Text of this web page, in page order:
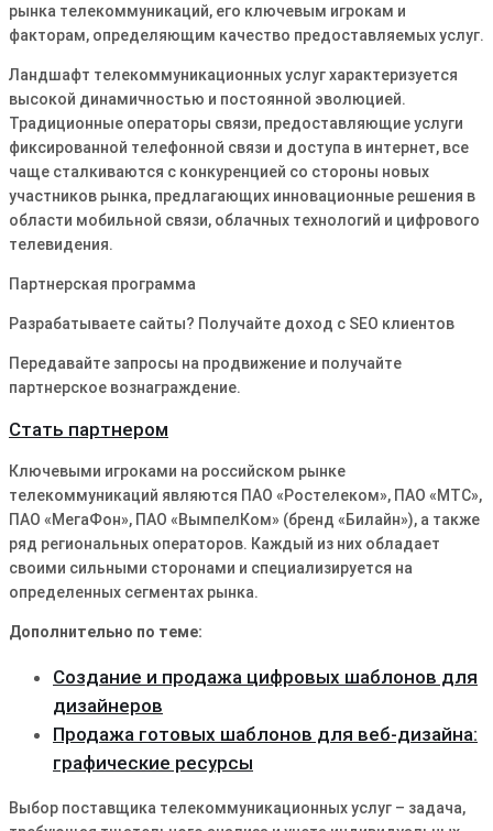
рынка телекоммуникаций, его ключевым игрокам и
факторам, определяющим качество предоставляемых услуг.
Ландшафт телекоммуникационных услуг характеризуется
высокой динамичностью и постоянной эволюцией.
Традиционные операторы связи, предоставляющие услуги
фиксированной телефонной связи и доступа в интернет, все
чаще сталкиваются с конкуренцией со стороны новых
участников рынка, предлагающих инновационные решения в
области мобильной связи, облачных технологий и цифрового
телевидения.
Партнерская программа
Разрабатываете сайты? Получайте доход с SEO клиентов
Передавайте запросы на продвижение и получайте
партнерское вознаграждение.
Стать партнером
Ключевыми игроками на российском рынке
телекоммуникаций являются ПАО «Ростелеком», ПАО «МТС»,
ПАО «МегаФон», ПАО «ВымпелКом» (бренд «Билайн»), а также
ряд региональных операторов. Каждый из них обладает
своими сильными сторонами и специализируется на
определенных сегментах рынка.
Дополнительно по теме:
Создание и продажа цифровых шаблонов для
дизайнеров
Продажа готовых шаблонов для веб-дизайна:
графические ресурсы
Выбор поставщика телекоммуникационных услуг – задача,